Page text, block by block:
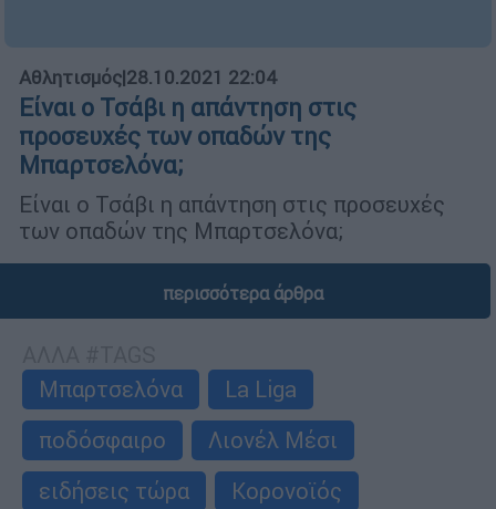
Αθλητισμός|28.10.2021 22:04
Είναι ο Τσάβι η απάντηση στις
προσευχές των οπαδών της
Μπαρτσελόνα;
Είναι ο Τσάβι η απάντηση στις προσευχές
των οπαδών της Μπαρτσελόνα;
περισσότερα άρθρα
Μπαρτσελόνα
La Liga
ποδόσφαιρο
Λιονέλ Μέσι
ειδήσεις τώρα
Κορονοϊός